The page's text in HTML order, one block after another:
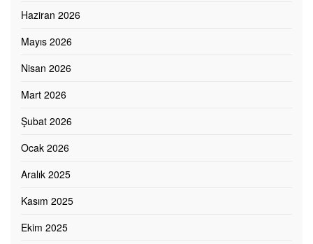
Haziran 2026
Mayıs 2026
Nisan 2026
Mart 2026
Şubat 2026
Ocak 2026
Aralık 2025
Kasım 2025
Ekim 2025